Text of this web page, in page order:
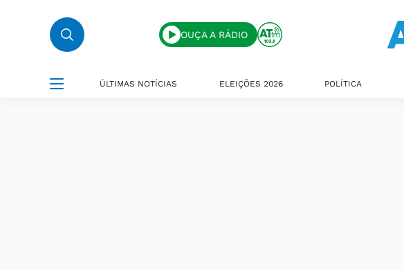
OUÇA A RÁDIO
ÚLTIMAS NOTÍCIAS ELEIÇÕES 2026 POLÍTICA